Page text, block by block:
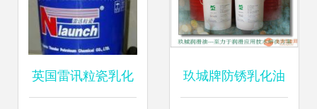
英国雷讯粒瓷乳化 玖城牌防锈乳化油